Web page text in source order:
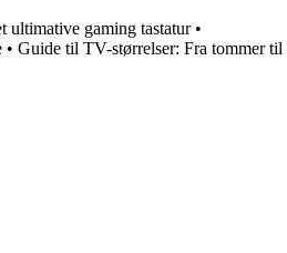
ultimative gaming tastatur•
• Guide til TV-størrelser: Fra tommer til